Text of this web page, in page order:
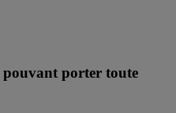
pouvant porter toute